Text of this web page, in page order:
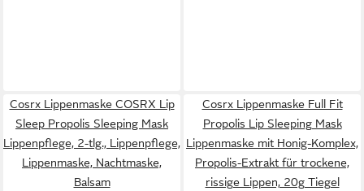
Cosrx Lippenmaske COSRX Lip
Sleep Propolis Sleeping Mask
Lippenpflege, 2-tlg., Lippenpflege,
Lippenmaske, Nachtmaske,
Balsam
Cosrx Lippenmaske Full Fit
Propolis Lip Sleeping Mask
Lippenmaske mit Honig-Komplex,
Propolis-Extrakt für trockene,
rissige Lippen, 20g Tiegel